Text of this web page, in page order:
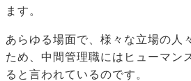
ます。
あらゆる場面で、様々な立場の人
ため、中間管理職にはヒューマン
ると言われているのです。